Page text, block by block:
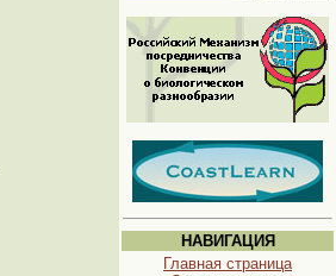
НАВИГАЦИЯ
Главная страница